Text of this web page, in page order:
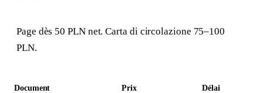
Page dès 50 PLN net. Carta di circolazione 75–100
PLN.
Document Prix Délai